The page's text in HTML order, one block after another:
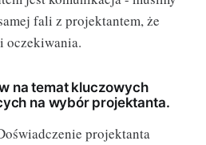
fali z projektantem, że
oczekiwania.
na temat kluczowych
na wybór projektanta.
projektanta